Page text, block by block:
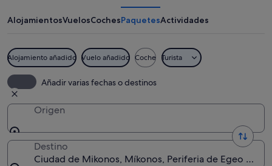
AlojamientosVuelosCochesPaquetesActividades
Alojamiento añadido Vuelo añadido Coche Turista
Añadir varias fechas o destinos
Origen
Destino
Ciudad de Mikonos, Míkonos, Periferia de Egeo